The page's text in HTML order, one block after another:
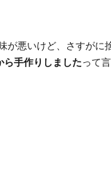
が悪いけど、さすがに
ら手作りしましたって